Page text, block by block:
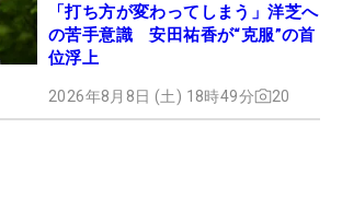
「打ち方が変わってしまう」洋芝へ
の苦手意識 安田祐香が“克服”の首
位浮上
2026年8月8日 (土) 18時49分 20